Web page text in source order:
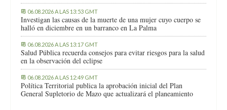
06.08.2026 A LAS 13:53 GMT
Investigan las causas de la muerte de una mujer cuyo cuerpo se
halló en diciembre en un barranco en La Palma
06.08.2026 A LAS 13:17 GMT
Salud Pública recuerda consejos para evitar riesgos para la salud
en la observación del eclipse
06.08.2026 A LAS 12:49 GMT
Política Territorial publica la aprobación inicial del Plan
General Supletorio de Mazo que actualizará el planeamiento